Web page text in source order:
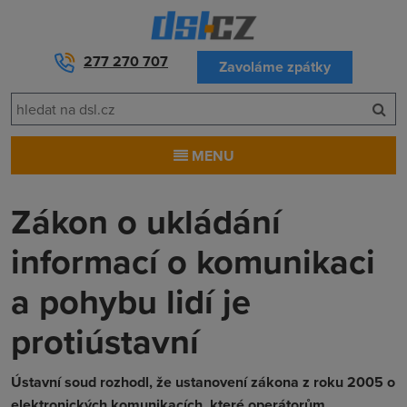
277 270 707 Zavoláme zpátky
MENU
Zákon o ukládání
informací o komunikaci
a pohybu lidí je
protiústavní
Ústavní soud rozhodl, že ustanovení zákona z roku 2005 o